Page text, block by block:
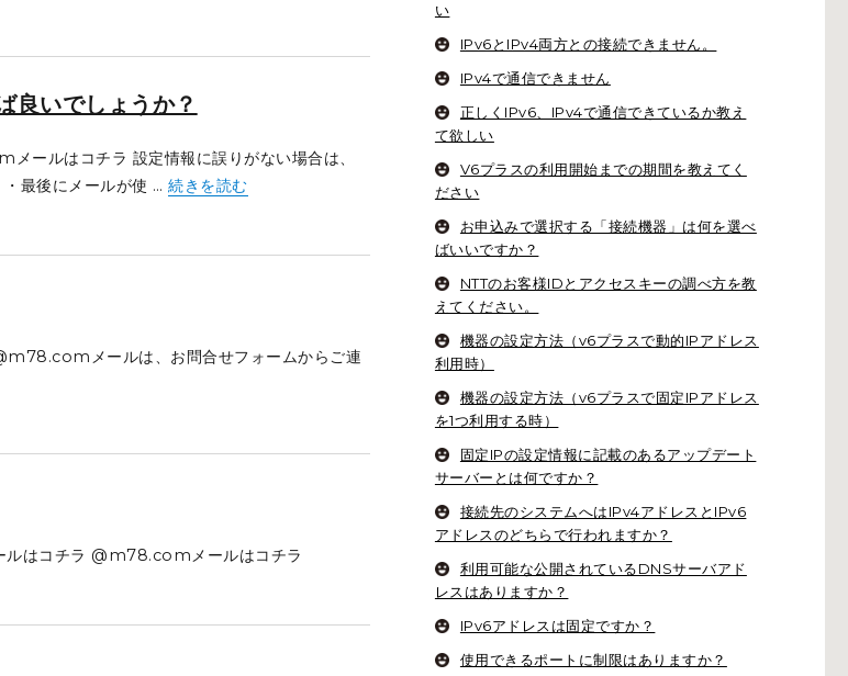
良いでしょうか？
ールはコチラ 設定情報に誤りがない場合は、
・最後にメールが使 …“メールの送信・受信が出来ないのですがどうすれば良いでしょうか？” の
続きを読む
メールは、お問合せフォームからご連
ルはコチラ @m78.comメールはコチラ
い
IPv6とIPv4両方との接続できません。
IPv4で通信できません
正しくIPv6、IPv4で通信できているか教え
て欲しい
V6プラスの利用開始までの期間を教えてく
ださい
お申込みで選択する「接続機器」は何を選べ
ばいいですか？
NTTのお客様IDとアクセスキーの調べ方を教
えてください。
機器の設定方法（v6プラスで動的IPアドレス
利用時）
機器の設定方法（v6プラスで固定IPアドレス
を1つ利用する時）
固定IPの設定情報に記載のあるアップデート
サーバーとは何ですか？
接続先のシステムへはIPv4アドレスとIPv6
アドレスのどちらで行われますか？
利用可能な公開されているDNSサーバアド
レスはありますか？
IPv6アドレスは固定ですか？
使用できるポートに制限はありますか？